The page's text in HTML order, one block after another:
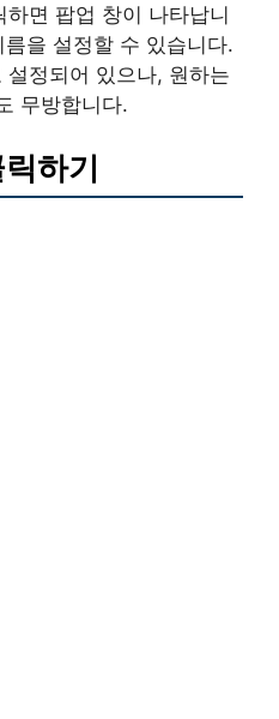
하면 팝업 창이 나타납니
을 설정할 수 있습니다.
설정되어 있으나, 원하는
무방합니다.
하기